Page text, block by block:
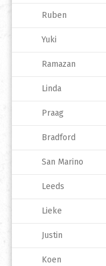
Ruben
Yuki
Ramazan
Linda
Praag
Bradford
San Marino
Leeds
Lieke
Justin
Koen